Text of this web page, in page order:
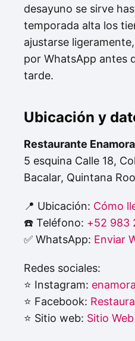
desayuno se sirve
temporada alta los
ajustarse
por WhatsApp antes
tarde.
Ubicación y
Restaurante
5 esquina Calle 18,
Bacalar, Quintana
📍 Ubicación: Cómo
☎️ Teléfono: +52 983
✅ WhatsApp: Enviar
Redes sociales:
⭐ Instagram:
⭐ Facebook:
⭐ Sitio web: Sitio